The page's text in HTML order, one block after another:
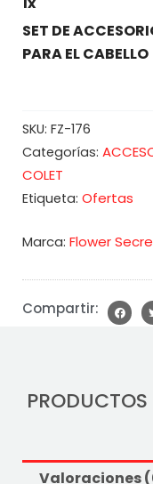
SET DE
PARA EL CABELLO
SKU: FZ-176
Categorías:
COLET
Etiqueta: Ofertas
Marca: Flower
Compartir:
PRODUCTOS
Valoraciones